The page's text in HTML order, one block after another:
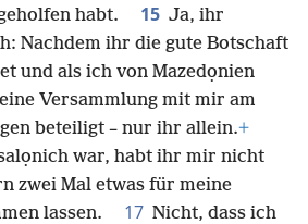
habt. 15 Ja, ihr
Nachdem ihr die gute Botschaft
und als ich von Mazedọnien
Versammlung mit mir am
beteiligt – nur ihr allein.+
war, habt ihr mir nicht
zwei Mal etwas für meine
lassen.
17 Nicht, dass ich